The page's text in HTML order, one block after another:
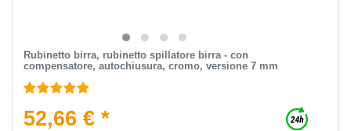
Rubinetto birra, rubinetto spillatore birra - con
compensatore, autochiusura, cromo, versione 7 mm
52,66 € *